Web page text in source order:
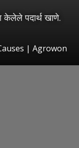
पदार्थ खाणे.
| Agrowon